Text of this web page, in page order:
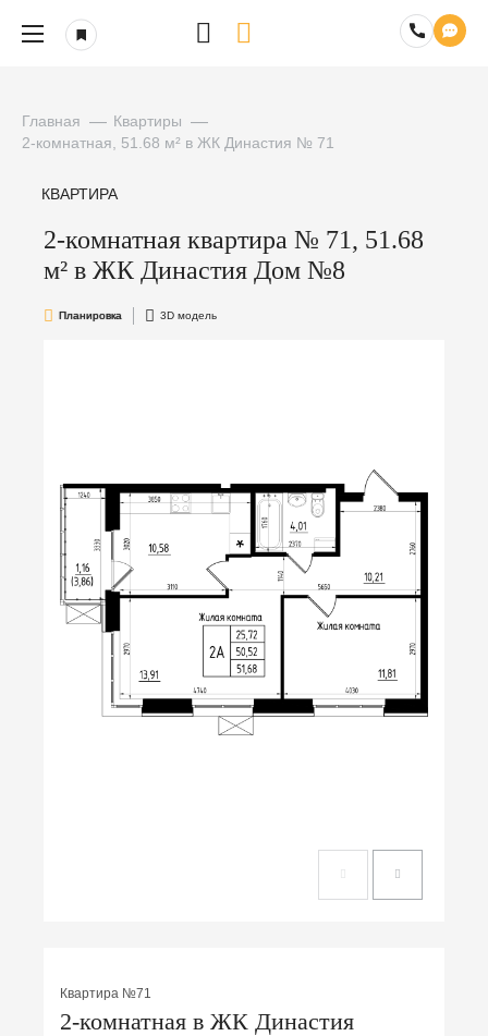
Главная
Квартиры
2-комнатная, 51.68 м² в ЖК Династия № 71
КВАРТИРА
2-комнатная квартира № 71, 51.68
м² в ЖК Династия Дом №8
Планировка 3D модель
Квартира №71
2-комнатная в ЖК Династия